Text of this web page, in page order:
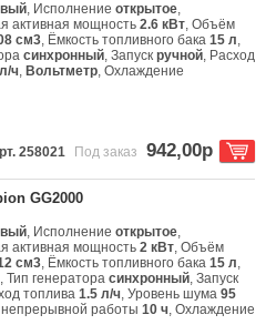
, Исполнениеоткрытое,
активная мощность2.6 кВт, Объём
см3, Ёмкость топливного бака15 л,
синхронный, Запускручной, Расход
ч, Вольтметр, Охлаждение
258021 Под заказ 942,00р
GG2000
, Исполнениеоткрытое,
активная мощность2 кВт, Объём
см3, Ёмкость топливного бака15 л,
, Тип генераторасинхронный, Запуск
топлива1.5 л/ч, Уровень шума95
работы10 ч, Охлаждение